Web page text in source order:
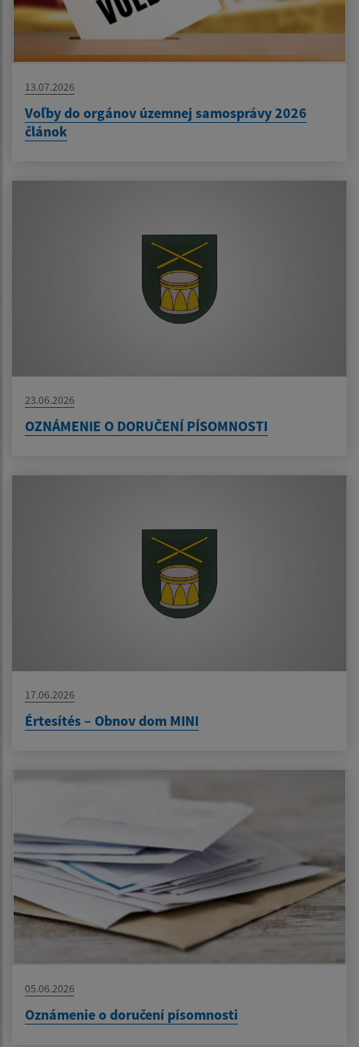
13.07.2026
Voľby do orgánov územnej samosprávy 2026
článok
23.06.2026
OZNÁMENIE O DORUČENÍ PÍSOMNOSTI
17.06.2026
Értesítés – Obnov dom MINI
05.06.2026
Oznámenie o doručení písomnosti